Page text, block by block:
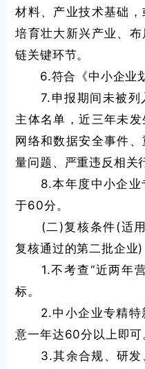
材料、产业技术基础，
培育壮大新兴产业、
链关键环节。
6.符合《中小企业划
7.申报期间未被列
主体名单，近三年未
网络和数据安全事件
量问题、严重违反相关
8.本年度中小企业
于60分。
(二)复核条件(适用
复核通过的第二批企业)
1.不考查“近两年营
标。
2.中小企业专精特
意一年达60分以上即可
3.其余合规、研发